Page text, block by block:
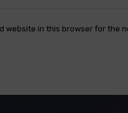
website in this browser for the